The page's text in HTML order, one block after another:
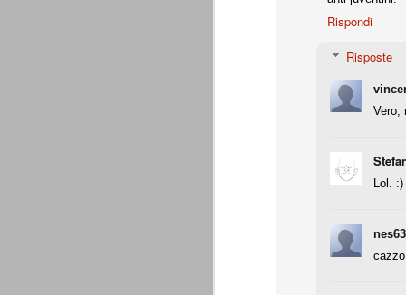
Rispondi
Risposte
Vero,
Lol. :)
nes63
Precisione svizzera
occasione per provare schemi e
Appunti: 3. Liste Uefa e
Appunti: 2. Potenza di fuoco
di fuoco di una società non deve